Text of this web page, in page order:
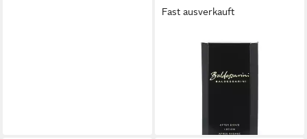
Fast ausverkauft
After-Shave After Shave
ab 40,60 €